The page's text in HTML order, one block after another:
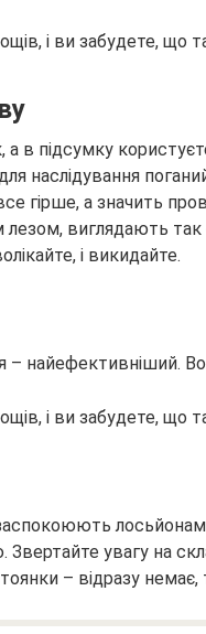
в підсумку
наслідування
гірше, а значить
лезом, виглядають
і викидайте.
– найефективніший.
Звертайте увагу на
– відразу